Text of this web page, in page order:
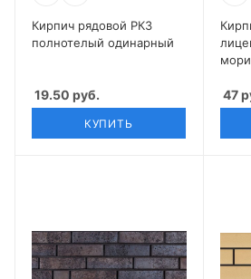
Кирпич рядовой РКЗ
полнотелый одинарный
19.50 руб.
КУПИТЬ
47